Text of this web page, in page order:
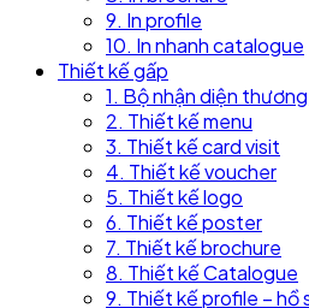
9. In profile
10. In nhanh catalogue
Thiết kế gấp
1. Bộ nhận diện
2. Thiết kế menu
3. Thiết kế card visit
4. Thiết kế voucher
5. Thiết kế logo
6. Thiết kế poster
7. Thiết kế brochure
8. Thiết kế Catalogue
9. Thiết kế profile – hồ